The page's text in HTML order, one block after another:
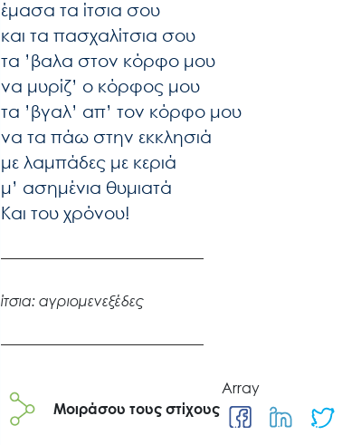
Νέα
έμασα τα ίτσια σου
και τα πασχαλίτσια σου
τα ’βαλα στον κόρφο μου
να μυρίζ’ ο κόρφος μου
τα ’βγαλ’ απ’ τον κόρφο μου
να τα πάω στην εκκλησιά
με λαμπάδες με κεριά
μ’ ασημένια θυμιατά
Και του χρόνου!
ίτσια: αγριομενεξέδες
Μοιράσου τους στίχους
Array